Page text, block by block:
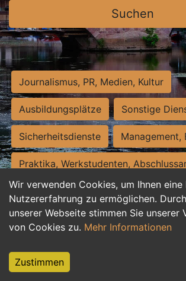
Wir verwenden Cookies, um Ihnen eine
Nutzererfahrung zu ermöglichen.
unserer Webseite stimmen Sie unserer
von Cookies zu. Mehr Informationen
Zustimmen
Suchen
Journalismus, PR, Medien, Kultur
Ausbildungsplätze Sonstige
Sicherheitsdienste Management,
Praktika, Werkstudenten,
Personalwesen Assistenz,
Hilfskräfte, Aushilfs- und Nebenjobs
Weiterbildung, Studium, duale